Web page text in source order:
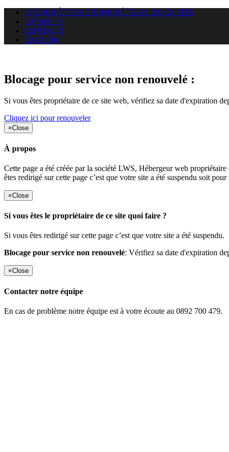
SI VOUS ÊTES LE PROPRIÉTAIRE DE CE SITE
A PROPOS
CONTACT
ENGLISH
Blocage pour service non renouvelé :
Si vous êtes propriétaire de ce site web, vérifiez sa date d'expiration
Cliquez ici pour renouveler
×Close
À propos
Cette page a été créée par la société LWS, Hébergeur web
êtes redirigé sur cette page c’est que votre site a été suspendu soit
×Close
Si vous êtes le propriétaire de ce site quoi faire ?
Si vous êtes redirigé sur cette page c’est que votre site a été suspendu.
Blocage pour service non renouvelé: Vérifiez sa date d'expiration
×Close
Contacter notre équipe
En cas de problème notre équipe est à votre écoute au 0892 700 479.